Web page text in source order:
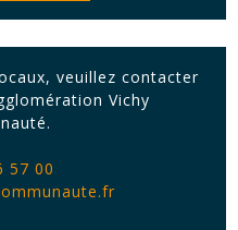
veuillez contacter
Vichy
57 00